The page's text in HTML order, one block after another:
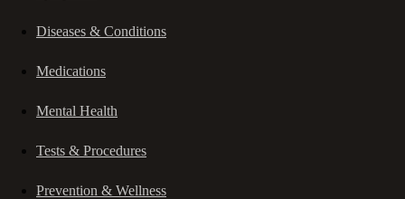
Diseases & Conditions
Medications
Mental Health
Tests & Procedures
Prevention & Wellness